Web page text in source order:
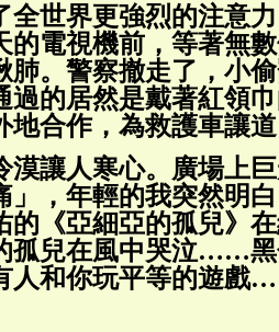
全世界更強烈的注意
的電視機前，等著無
肺。警察撤走了，小
過的居然是戴著紅領
地合作，為救護車讓
漠讓人寒心。廣場上
」，年輕的我突然明
的《亞細亞的孤兒》
孤兒在風中哭泣……
和你玩平等的遊戲